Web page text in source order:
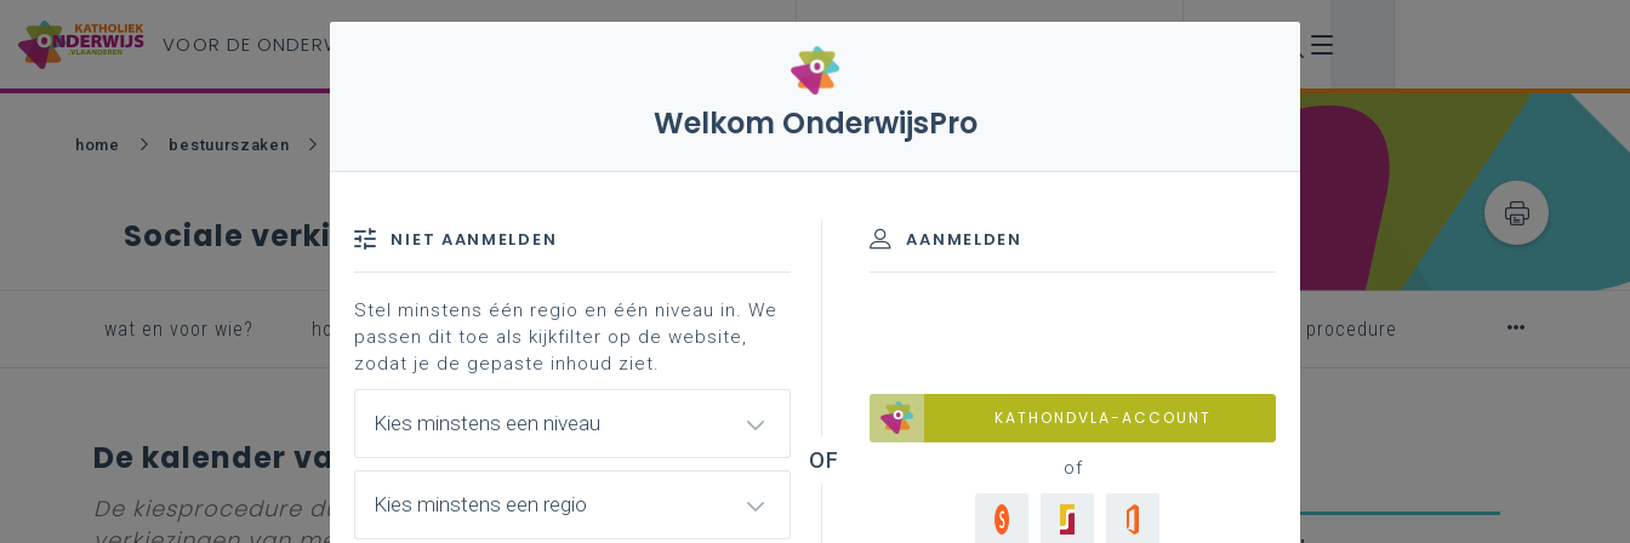
VOOR DE ONDERWIJS
home bestuurszaken de kalender van dag tot dag
Sociale verkiezingen
wat en voor wie? hoe sociale verkiezingen organiseren? de kalender van dag tot dag vroegtijdige stopzetting van de procedure
De kalender van dag tot dag
De kiesprocedure duurt in totaal150 dagen
. Dat betekent dat de sociale
Welkom OnderwijsPro
AANMELDEN
KATHONDVLA-ACCOUNT
of
NIET AANMELDEN
Stel minstens één regio en één niveau in. We
passen dit toe als kijkfilter op de website,
zodat je de gepaste inhoud ziet.
Kies minstens een niveau
Kies minstens een regio